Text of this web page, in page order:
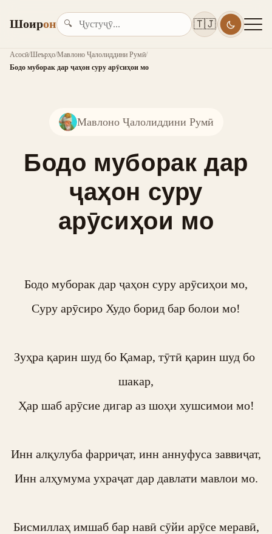
Шоирон 🔍 🇹🇯
Асосӣ/Шеърҳо/Мавлоно Ҷалолиддини Румӣ/
Бодо муборак дар ҷаҳон суру арӯсиҳои мо
Мавлоно Ҷалолиддини Румӣ
Бодо муборак дар
ҷаҳон суру
арӯсиҳои мо
Бодо муборак дар ҷаҳон суру арӯсиҳои мо,
Суру арӯсиро Худо борид бар болои мо!
Зуҳра қарин шуд бо Қамар, тӯтӣ қарин шуд бо
шакар,
Ҳар шаб арӯсие дигар аз шоҳи хушсимои мо!
Инн алқулуба фарриҷат, инн аннуфуса заввиҷат,
Инн алҳумума ухраҷат дар давлати мавлои мо.
Бисмиллаҳ имшаб бар навӣ сӯйи арӯсе меравӣ,